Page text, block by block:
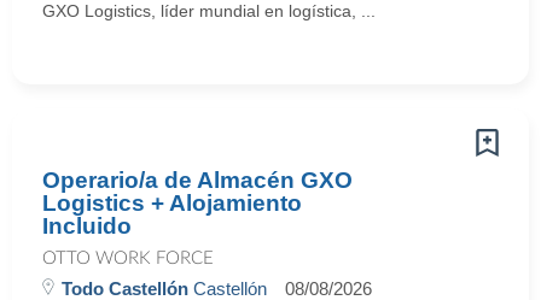
GXO Logistics, líder mundial en logística, ...
Operario/a de Almacén GXO
Logistics + Alojamiento
Incluido
OTTO WORK FORCE
Todo Castellón Castellón 08/08/2026